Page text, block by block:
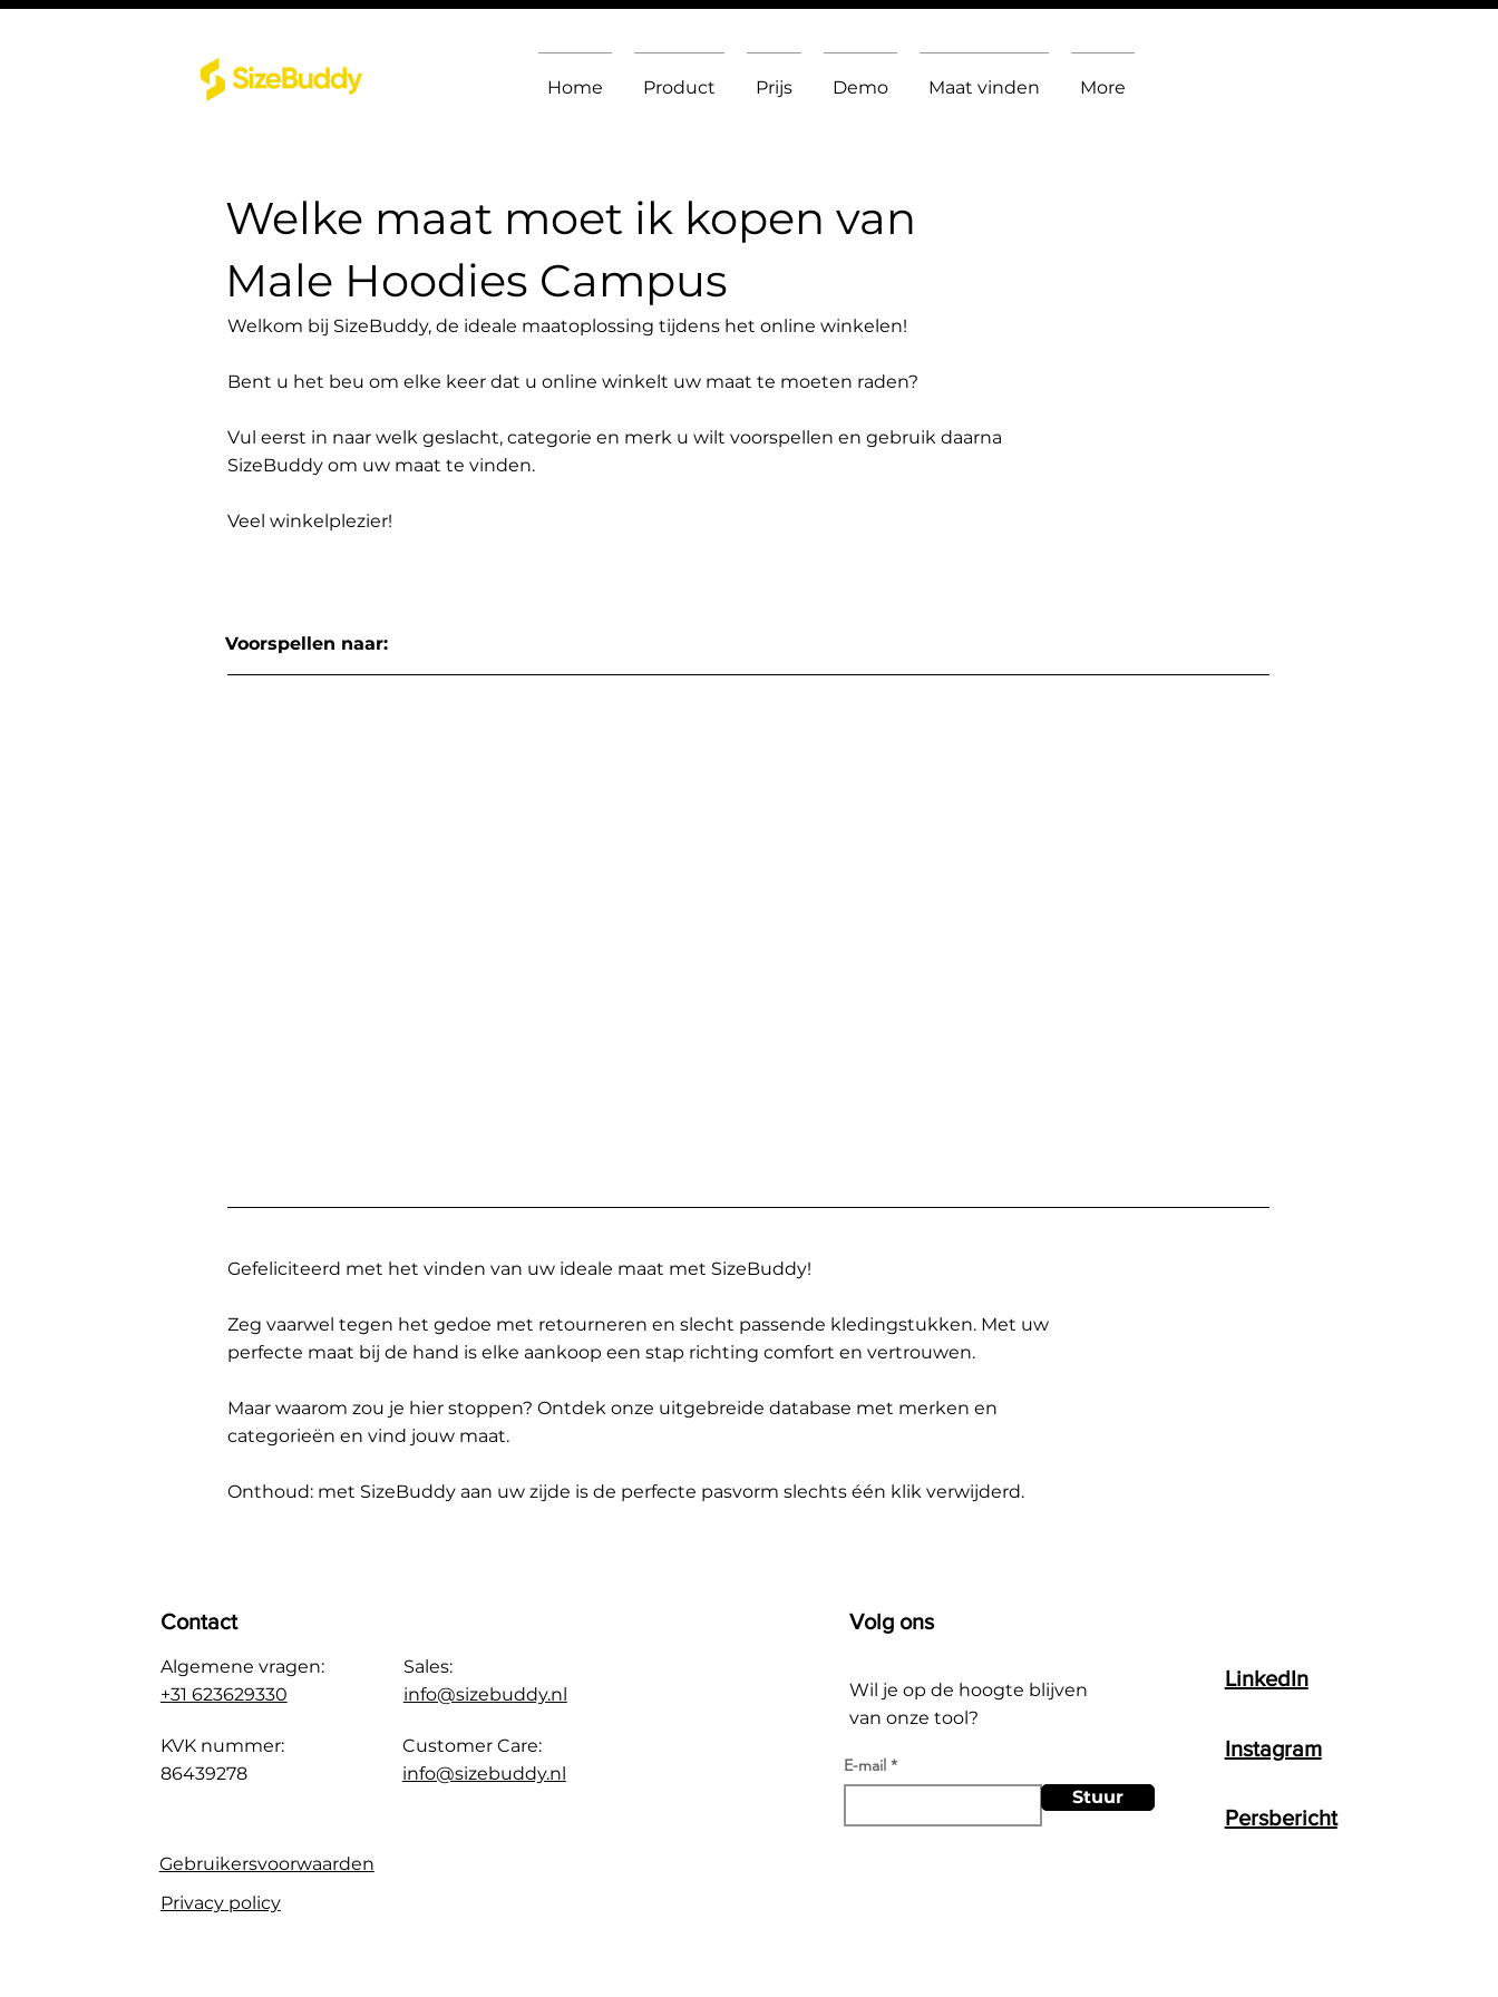
Home Product Prijs Demo Maat vinden More
Welke maat moet ik kopen van
Male Hoodies Campus
Welkom bij SizeBuddy, de ideale maatoplossing tijdens het online winkelen!
Bent u het beu om elke keer dat u online winkelt uw maat te moeten raden?
Vul eerst in naar welk geslacht, categorie en merk u wilt voorspellen en gebruik daarna
SizeBuddy om uw maat te vinden.
Veel winkelplezier!
Voorspellen naar:
Gefeliciteerd met het vinden van uw ideale maat met SizeBuddy!
Zeg vaarwel tegen het gedoe met retourneren en slecht passende kledingstukken. Met uw
perfecte maat bij de hand is elke aankoop een stap richting comfort en vertrouwen.
Maar waarom zou je hier stoppen? Ontdek onze uitgebreide database met merken en
categorieën en vind jouw maat.
Onthoud: met SizeBuddy aan uw zijde is de perfecte pasvorm slechts één klik verwijderd.
Contact
Algemene vragen:
+31 623629330
KVK nummer:
86439278
Sales:
info@sizebuddy.nl
Customer Care:
info@sizebuddy.nl
Gebruikersvoorwaarden
Privacy policy
Volg ons
Wil je op de hoogte blijven
van onze tool?
E-mail
Stuur
LinkedIn
Instagram
Persbericht